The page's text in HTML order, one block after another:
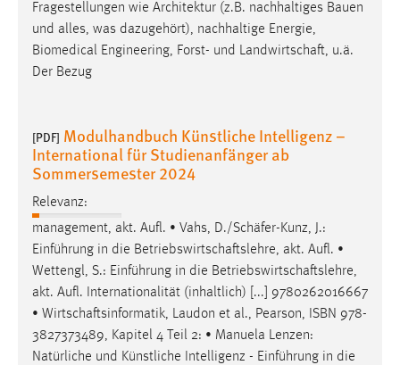
Fragestellungen wie Architektur (z.B. nachhaltiges Bauen
und alles, was dazugehört), nachhaltige Energie,
Biomedical Engineering, Forst- und Landwirtschaft, u.ä.
Der Bezug
[PDF] Modulhandbuch Künstliche Intelligenz –
International für Studienanfänger ab
Sommersemester 2024
Relevanz:
management, akt. Aufl. • Vahs, D./Schäfer-Kunz, J.:
Einführung in die Betriebswirtschaftslehre, akt. Aufl. •
Wettengl, S.: Einführung in die Betriebswirtschaftslehre,
akt. Aufl. Internationalität (inhaltlich) [...] 9780262016667
• Wirtschaftsinformatik, Laudon et al., Pearson, ISBN 978-
3827373489, Kapitel 4 Teil 2: • Manuela Lenzen:
Natürliche und Künstliche Intelligenz - Einführung in die
Zweck:
Wird benötigt um die Chatfunktion nutzen zu können.
Cookie Laufzeit:
Jahre, MIBEW_UserID = 1 Jahr
Name:
fe_user, be_user, be_lastLoginProvider
Zweck:
Dieser Cookie ist notwendig um sich an der Website
einloggen zu können.
Cookie Laufzeit: